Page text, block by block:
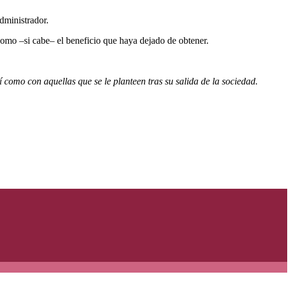
–si cabe– el beneficio que haya dejado de obtener.
con aquellas que se le planteen tras su salida de la sociedad.